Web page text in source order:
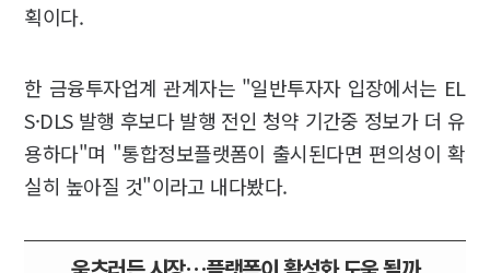
획이다.
한 금융투자업계 관계자는 "일반투자자 입장에서는 EL
S·DLS 발행 후보다 발행 전인 청약 기간중 정보가 더 유
용하다"며 "통합정보플랫폼이 출시된다면 편의성이 확
실히 높아질 것"이라고 내다봤다.